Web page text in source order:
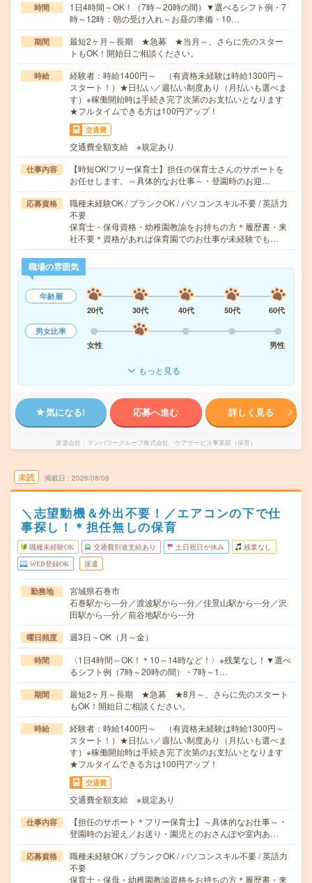
時間
1日4時間～OK！（7時～20時の間）▼選べるシフト例・7
時～12時：朝の受け入れ～お昼の準備・10…
期間
最短2ヶ月～長期 ★急募 ★当月～、さらに先のスター
トもOK！開始日ご相談ください。
時給
経験者：時給1400円～ （有資格未経験は時給1300円～
スタート！）★日払い／週払い制度あり（月払いも選べま
す）※稼働開始時は手続き完了次第のお支払いとなります
★フルタイムできる方は100円アップ！
交通費
交通費全額支給 ※規定あり
仕事内容
【時短OK!フリー保育士】担任の保育士さんのサポートを
お任せします。～具体的なお仕事～・登園時のお迎…
応募資格
職種未経験OK / ブランクOK / パソコンスキル不要 / 英語力
不要
保育士・保母資格・幼稚園教諭をお持ちの方＊履歴書・来
社不要＊資格があれば保育園でのお仕事が未経験でも…
職場の雰囲気
年齢層
20代
30代 40代 50代
60代
男女比率
女性
男性
もっと見る
気になる! 応募へ進む 詳しく見る
派遣会社 マンパワーグループ株式会社 ケアサービス事業部（保育）
未読 掲載日 2026/08/08
＼志望動機＆外出不要！／エアコンの下で仕
事探し！＊担任無しの保育
職種未経験OK 交通費別途支給あり 土日祝日が休み 残業なし
WEB登録OK 派遣
勤務地
宮城県石巻市
石巻駅から---分／渡波駅から---分／佳景山駅から---分／沢
田駅から---分／前谷地駅から---分
曜日頻度 週3日～OK（月～金）
時間
〈1日4時間～OK！＊10～14時など！〉※残業なし！▼選べ
るシフト例（7時～20時の間）・7時～1…
期間
最短2ヶ月～長期 ★急募 ★8月～、さらに先のスタート
もOK！開始日ご相談ください。
時給
経験者：時給1400円～ （有資格未経験は時給1300円～
スタート！）★日払い／週払い制度あり（月払いも選べま
す）※稼働開始時は手続き完了次第のお支払いとなります
★フルタイムできる方は100円アップ！
交通費
交通費全額支給 ※規定あり
仕事内容
【担任のサポート＊フリー保育士】～具体的なお仕事～・
登園時のお迎え／お送り・園児とのおさんぽや室内あ…
応募資格
職種未経験OK / ブランクOK / パソコンスキル不要 / 英語力
不要
保育士・保母・幼稚園教諭資格をお持ちの方＊履歴書・来